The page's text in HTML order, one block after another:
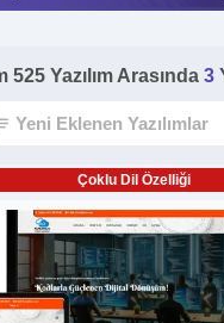
525 Yazılım Arasında 3
Çoklu Dil Özelliği